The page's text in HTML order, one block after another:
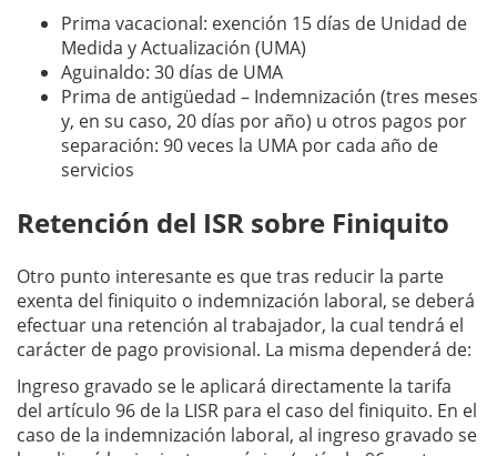
Prima vacacional: exención 15 días de Unidad de
Medida y Actualización (UMA)
Aguinaldo: 30 días de UMA
Prima de antigüedad – Indemnización (tres meses
y, en su caso, 20 días por año) u otros pagos por
separación: 90 veces la UMA por cada año de
servicios
Retención del ISR sobre Finiquito
Otro punto interesante es que tras reducir la parte
exenta del finiquito o indemnización laboral, se deberá
efectuar una retención al trabajador, la cual tendrá el
carácter de pago provisional. La misma dependerá de:
Ingreso gravado se le aplicará directamente la tarifa
del artículo 96 de la LISR para el caso del finiquito. En el
caso de la indemnización laboral, al ingreso gravado se